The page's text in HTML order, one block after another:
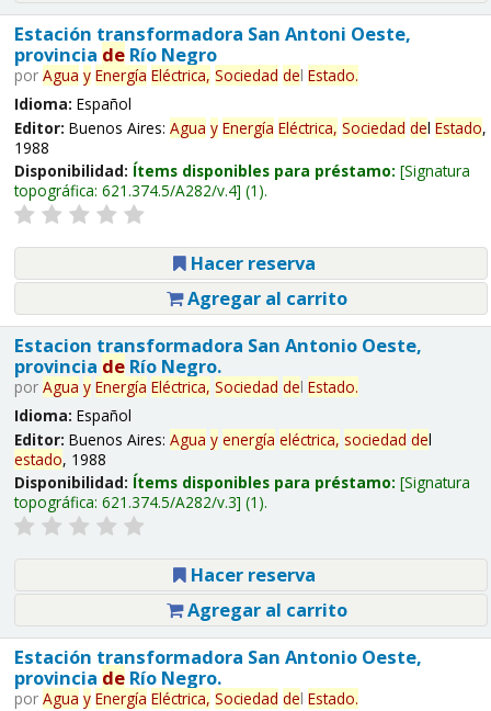
Estación transformadora San Antoni Oeste,
provincia deRío Negro
por Agua y Energía Eléctrica, Sociedad del Estado.
Idioma: Español
Editor: Buenos Aires: Agua y Energía Eléctrica, Sociedad del Estado,
1988
Disponibilidad: Ítems disponibles para préstamo: Signatura
topográfica: 621.374.5/A282/v.4 (1).
Hacer reserva
Agregar al carrito
Estacion transformadora San Antonio Oeste,
provincia deRío Negro.
por Agua y Energía Eléctrica, Sociedad del Estado.
Idioma: Español
Editor: Buenos Aires: Agua y energía eléctrica, sociedad del
estado, 1988
Disponibilidad: Ítems disponibles para préstamo: Signatura
topográfica: 621.374.5/A282/v.3 (1).
Hacer reserva
Agregar al carrito
Estación transformadora San Antonio Oeste,
provincia deRío Negro.
por Agua y Energía Eléctrica, Sociedad del Estado.